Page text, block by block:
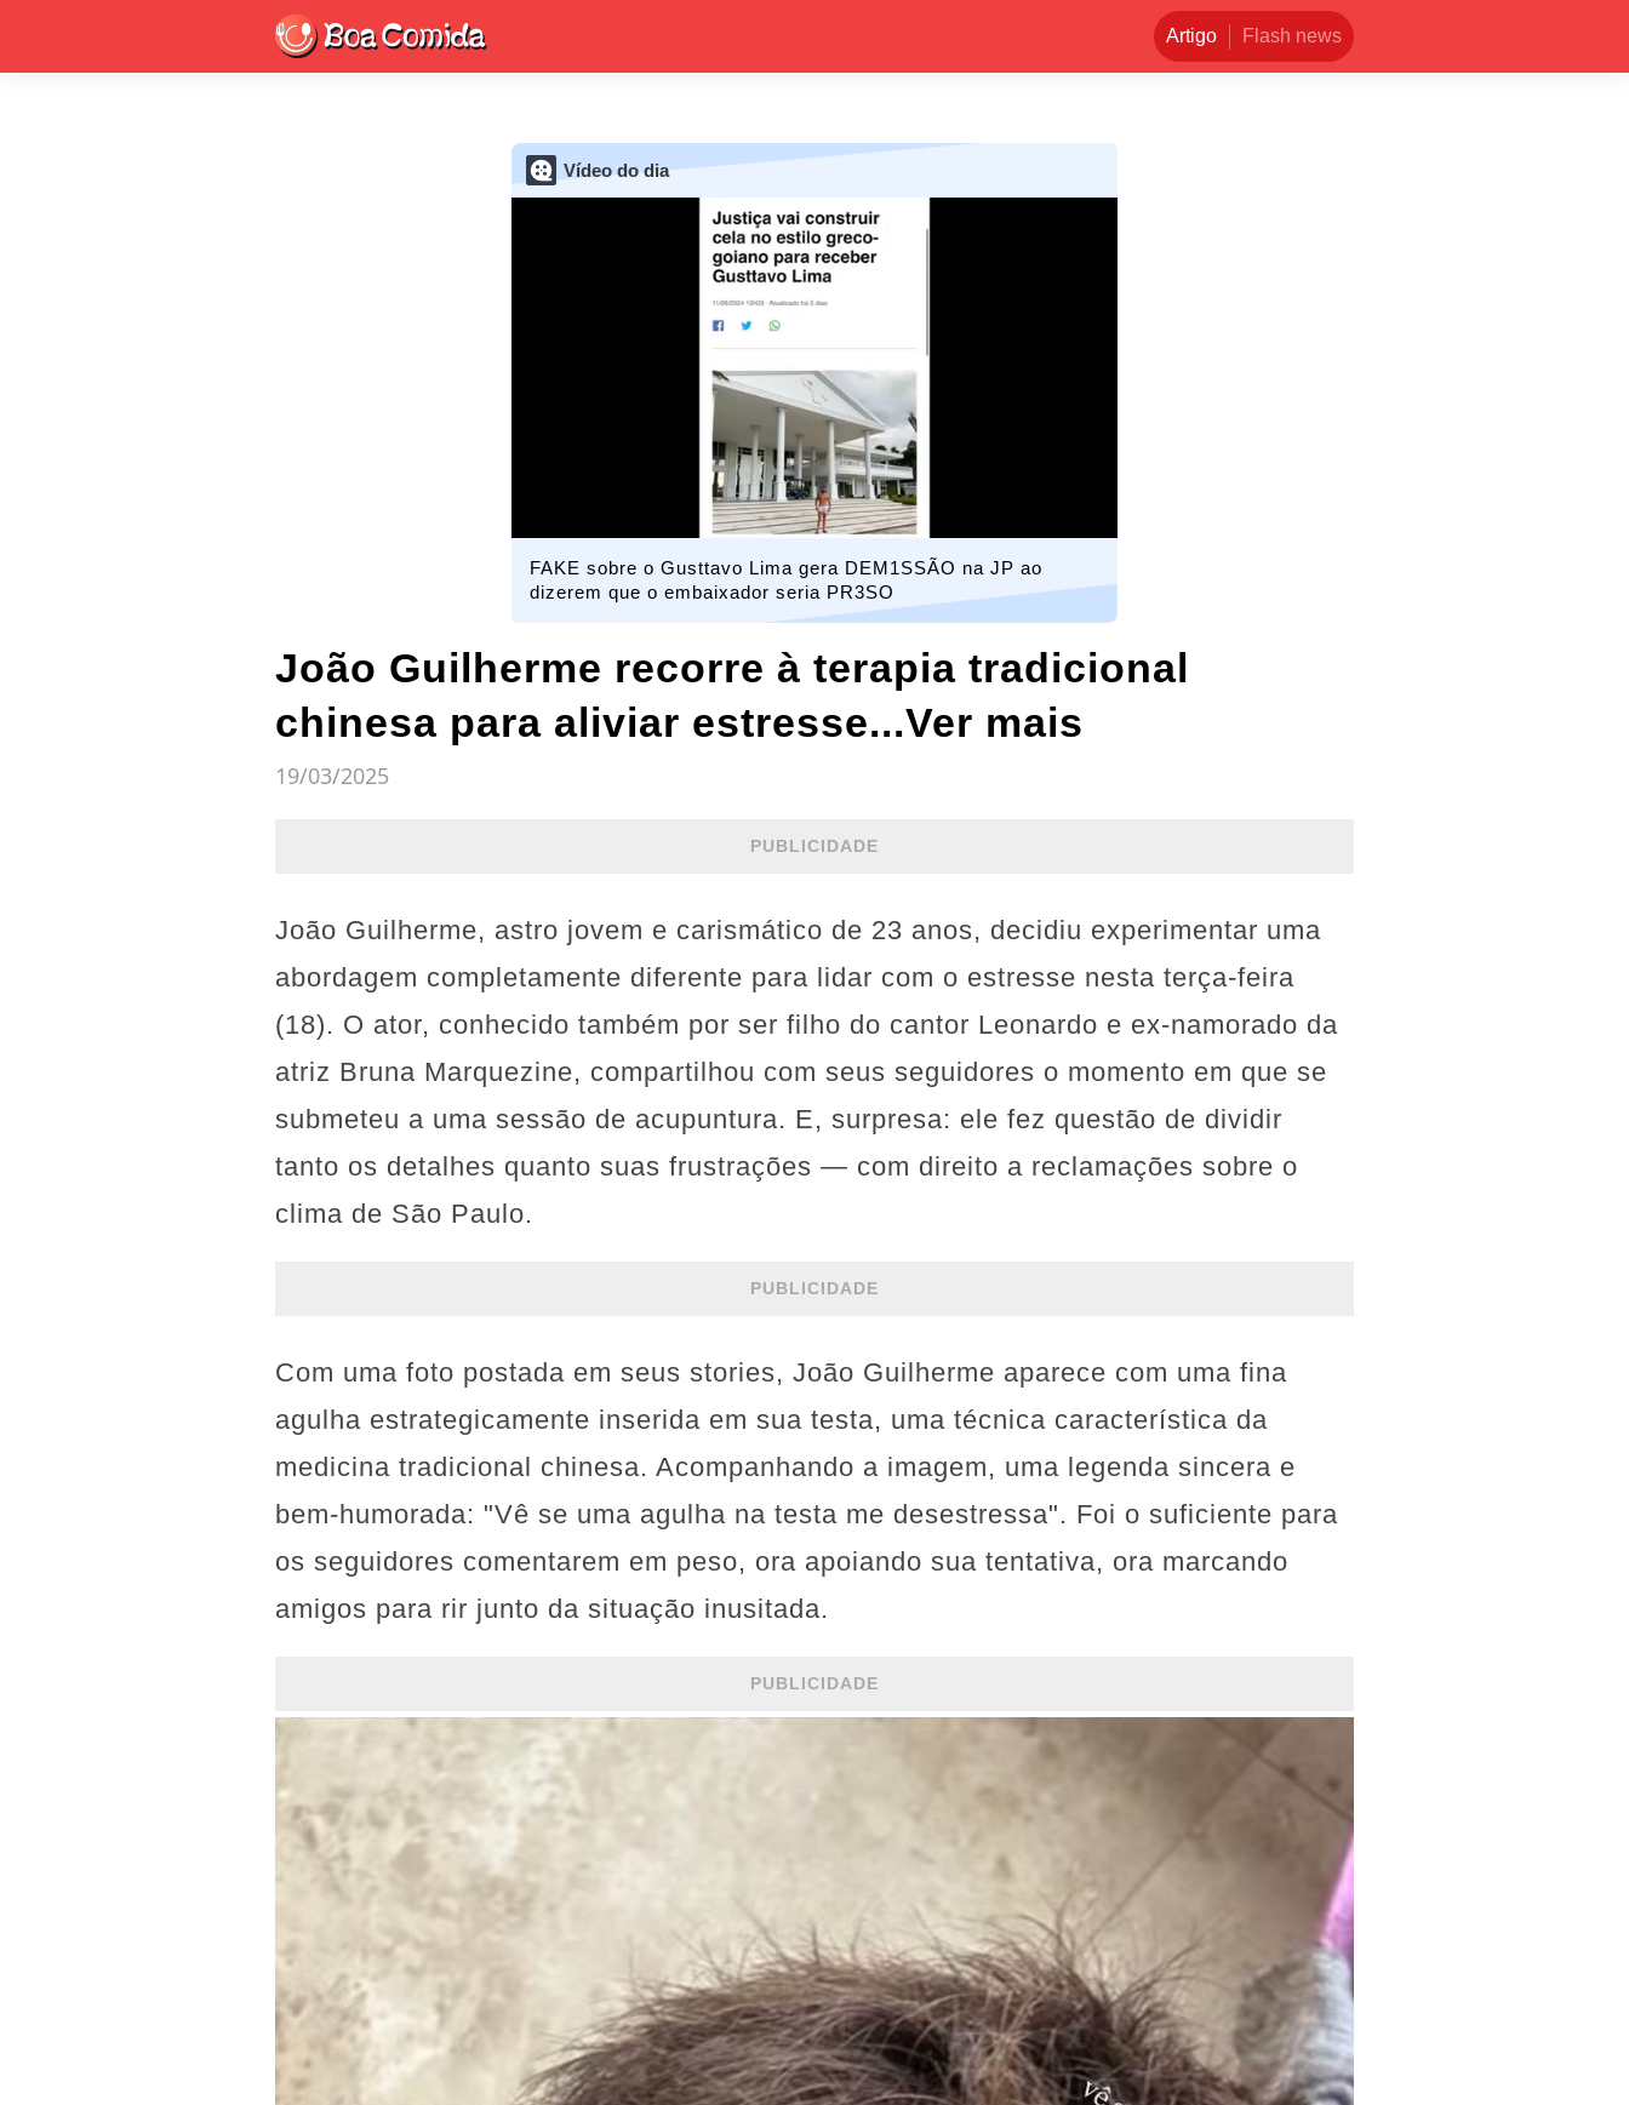
Artigo Flash news
Vídeo do dia
FAKE sobre o Gusttavo Lima gera DEM1SSÃO na JP ao
dizerem que o embaixador seria PR3SO
João Guilherme recorre à terapia tradicional
chinesa para aliviar estresse...Ver mais
19/03/2025
PUBLICIDADE
João Guilherme, astro jovem e carismático de 23 anos, decidiu experimentar uma
abordagem completamente diferente para lidar com o estresse nesta terça-feira
(18). O ator, conhecido também por ser filho do cantor Leonardo e ex-namorado da
atriz Bruna Marquezine, compartilhou com seus seguidores o momento em que se
submeteu a uma sessão de acupuntura. E, surpresa: ele fez questão de dividir
tanto os detalhes quanto suas frustrações — com direito a reclamações sobre o
clima de São Paulo.
PUBLICIDADE
Com uma foto postada em seus stories, João Guilherme aparece com uma fina
agulha estrategicamente inserida em sua testa, uma técnica característica da
medicina tradicional chinesa. Acompanhando a imagem, uma legenda sincera e
bem-humorada: "Vê se uma agulha na testa me desestressa". Foi o suficiente para
os seguidores comentarem em peso, ora apoiando sua tentativa, ora marcando
amigos para rir junto da situação inusitada.
PUBLICIDADE